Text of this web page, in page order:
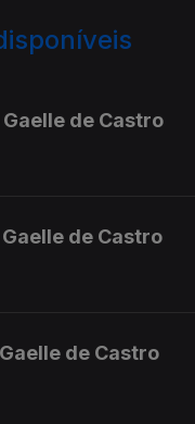
de Castro
de Castro
de Castro